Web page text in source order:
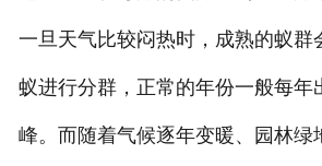
一旦天气比较闷热时，成熟的蚁群
蚁进行分群，正常的年份一般每年
峰。而随着气候逐年变暖、园林绿